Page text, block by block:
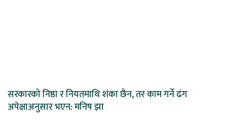
सरकारको निष्ठा र नियतमाथि शंका छैन, तर काम गर्ने ढंग
अपेक्षाअनुसार भएन: मनिष झा